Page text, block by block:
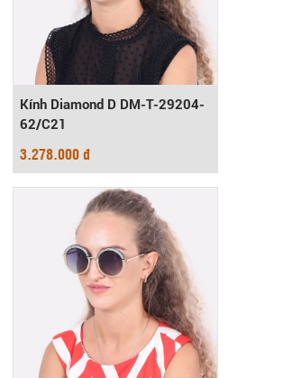
Kính Diamond D DM-T-29204-
62/C21
3.278.000 đ